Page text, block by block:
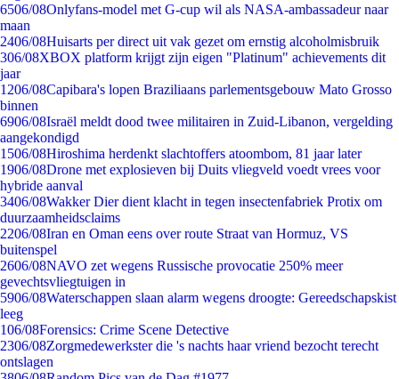
6506/08Onlyfans-model met G-cup wil als NASA-ambassadeur naar
maan
2406/08Huisarts per direct uit vak gezet om ernstig alcoholmisbruik
306/08XBOX platform krijgt zijn eigen "Platinum" achievements dit
jaar
1206/08Capibara's lopen Braziliaans parlementsgebouw Mato Grosso
binnen
6906/08Israël meldt dood twee militairen in Zuid-Libanon, vergelding
aangekondigd
1506/08Hiroshima herdenkt slachtoffers atoombom, 81 jaar later
1906/08Drone met explosieven bij Duits vliegveld voedt vrees voor
hybride aanval
3406/08Wakker Dier dient klacht in tegen insectenfabriek Protix om
duurzaamheidsclaims
2206/08Iran en Oman eens over route Straat van Hormuz, VS
buitenspel
2606/08NAVO zet wegens Russische provocatie 250% meer
gevechtsvliegtuigen in
5906/08Waterschappen slaan alarm wegens droogte: Gereedschapskist
leeg
106/08Forensics: Crime Scene Detective
2306/08Zorgmedewerkster die 's nachts haar vriend bezocht terecht
ontslagen